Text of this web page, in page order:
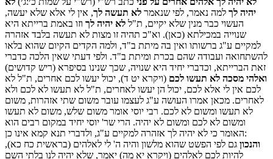
יהיה לך למה נאמר, לפי שנאמר לא תעשה לך, אין לי אלא שלא יעשה,
העשוי כבר מנין שלא יקיים, ת"ל לא יהיה לך וזו באמת ברייתא היא
שנוייה במכילתא (כאן). וא"כ תהיה זו מצות לא תעשה בלבד אזהרה
למקיים ע"ג ברשותו ואין בה מיתת ב"ד, ולמה הקדים הקיום שהוא בלאו
להשתחואה ועבודה שהם בכרת ומיתת ב"ד. ולפי דעתי שאין הלכה כדברי
זאת הברייתא, וכדברי יחיד היא שנויה, שכך שנינו בסיפרא (ריש קדושים)
ואלהי מסכה לא תעשו לכם (ויקרא יט ד), יכול יעשו לכם אחרים, ת"ל לא
לכם אין לי אלא לכם, יכול הן יעשו לאחרים, ת"ל לא תעשו לא לכם ולא
לאחרים. מכאן אמרו העושה ע"ג לעצמו עובר משום שתי אזהרות, משום
לא תעשו ומשום לא לכם. רבי יוסי אומר משום שלש, משום לא תעשו
ומשום לא לכם ומשום לא יהיה. הרי שר' יוסי יחיד במקום רבים הוא
האומר כי לא יהיה לך אזהרה למקיים ע"ג, ולדברי תנא קמא אינו כן:
והנכון גם לפי הפשט שהוא מלשון והיה ה' לי לאלהים (בראשית כח כא),
להיות לכם לאלהים (ויקרא יא מה) יאמר, שלא יהיה לנו בלתי השם